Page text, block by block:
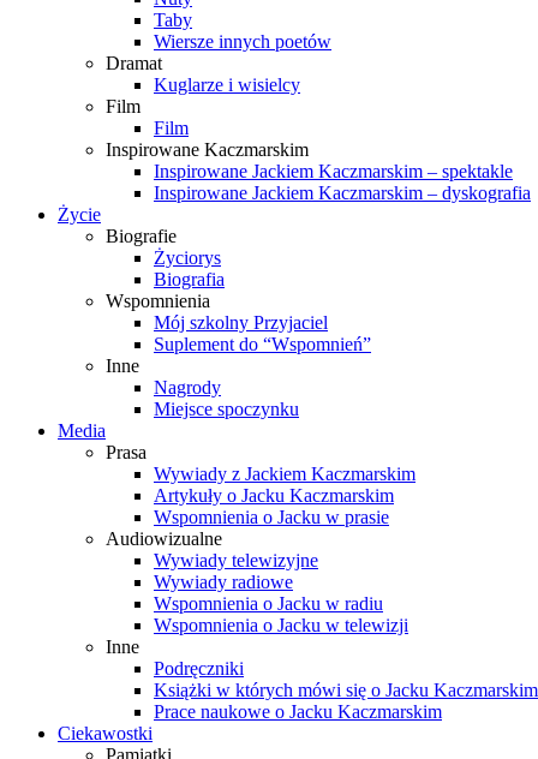
Taby
Wiersze innych poetów
Dramat
Kuglarze i wisielcy
Film
Film
Inspirowane Kaczmarskim
Inspirowane Jackiem Kaczmarskim – spektakle
Inspirowane Jackiem Kaczmarskim – dyskografia
Życie
Biografie
Życiorys
Biografia
Wspomnienia
Mój szkolny Przyjaciel
Suplement do “Wspomnień”
Inne
Nagrody
Miejsce spoczynku
Media
Prasa
Wywiady z Jackiem Kaczmarskim
Artykuły o Jacku Kaczmarskim
Wspomnienia o Jacku w prasie
Audiowizualne
Wywiady telewizyjne
Wywiady radiowe
Wspomnienia o Jacku w radiu
Wspomnienia o Jacku w telewizji
Inne
Podręczniki
Książki w których mówi się o Jacku Kaczmarskim
Prace naukowe o Jacku Kaczmarskim
Ciekawostki
Pamiątki